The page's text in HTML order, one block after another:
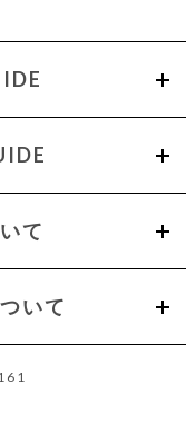
て
いて